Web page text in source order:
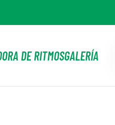
DE RITMOSGALERÍA